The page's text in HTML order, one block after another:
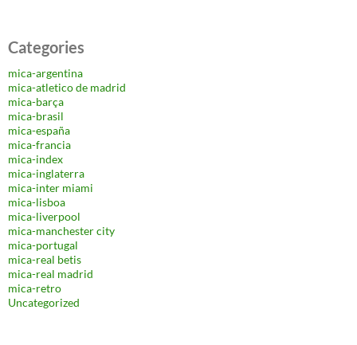
Categories
mica-argentina
mica-atletico de madrid
mica-barça
mica-brasil
mica-españa
mica-francia
mica-index
mica-inglaterra
mica-inter miami
mica-lisboa
mica-liverpool
mica-manchester city
mica-portugal
mica-real betis
mica-real madrid
mica-retro
Uncategorized